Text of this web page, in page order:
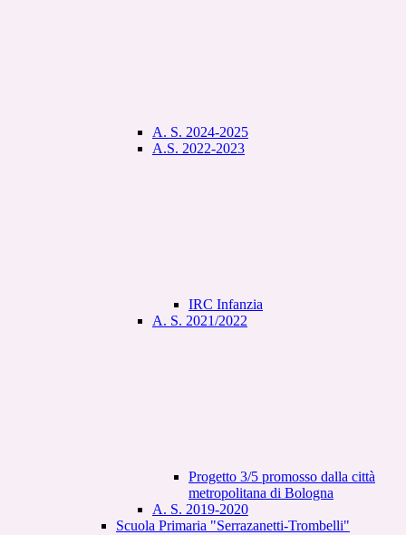
A. S. 2024-2025
A.S. 2022-2023
IRC Infanzia
A. S. 2021/2022
Progetto 3/5 promosso dalla città
metropolitana di Bologna
A. S. 2019-2020
Scuola Primaria "Serrazanetti-Trombelli"